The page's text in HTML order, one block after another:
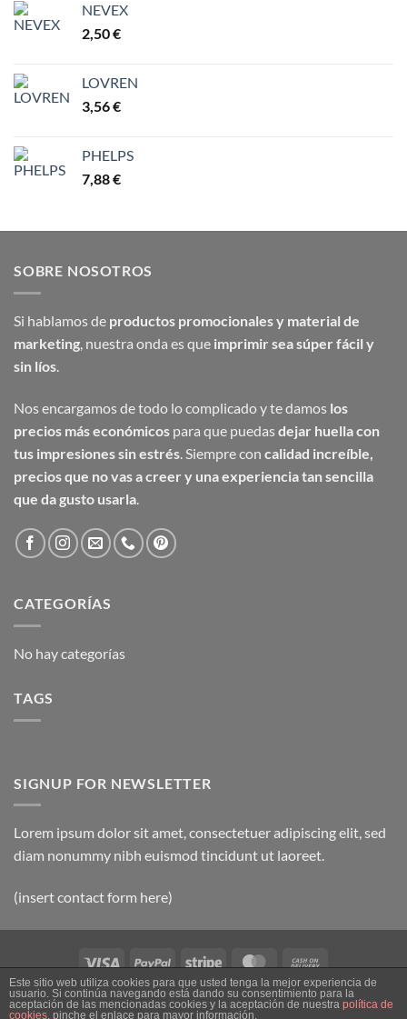
NEVEX
2,50€
LOVREN
3,56€
PHELPS
7,88€
SOBRE NOSOTROS
Si hablamos de productos promocionales y material de
marketing , nuestra onda es que imprimir sea súper fácil y
sin líos
Nos encargamos de todo lo complicado y te damos los
precios más económicos para que puedasdejar huella con
tus impresiones sin estrés . Siempre con calidad increíble,
precios que no vas a creer y una experiencia tan sencilla
que da gusto usarla
CATEGORÍAS
No hay categorías
TAGS
SIGNUP FOR NEWSLETTER
Lorem ipsum dolor sit amet, consectetuer adipiscing elit, sed
diam nonummy nibh euismod tincidunt ut laoreet.
(insert contact form here)
Visa PayPal Stripe MasterCard
On
Delivery
SOBRE NOSOTROS CONTACTO CONTACT FAQ AVISO LEGAL
Este sitio web utiliza cookies para que usted tenga la mejor experiencia de
usuario. Si continúa navegando está dando su consentimiento para la
aceptación de las mencionadas cookies y la aceptación de nuestra política de
cookies, pinche el enlace para mayor información.